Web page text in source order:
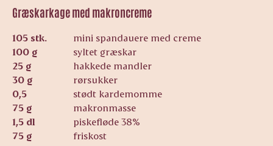
Græskarkage med makroncreme
105 stk.
mini spandauere med creme
100 g
syltet græskar
25 g
hakkede mandler
30 g
rørsukker
0,5
stødt kardemomme
75 g
makronmasse
1,5 dl
piskefløde 38%
75 g
friskost